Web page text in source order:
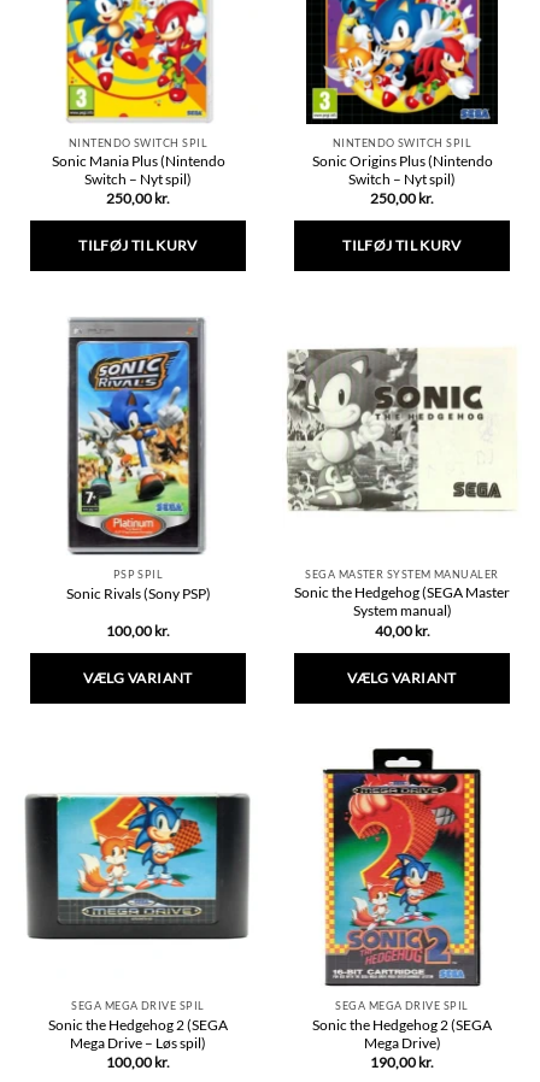
vælges
på
varesiden
NINTENDO SWITCH SPIL
Sonic Mania Plus (Nintendo
Switch – Nyt spil)
250,00 kr.
TILFØJ TIL KURV
NINTENDO SWITCH SPIL
Sonic Origins Plus (Nintendo
Switch – Nyt spil)
250,00 kr.
TILFØJ TIL KURV
PSP SPIL
Sonic Rivals (Sony PSP)
100,00 kr.
VÆLG VARIANT
varianter.
Mulighederne
kan
vælges
på
varesiden
SEGA MASTER SYSTEM MANUALER
Sonic the Hedgehog (SEGA Master
System manual)
40,00 kr.
VÆLG VARIANT
har
flere
varianter.
Mulighederne
kan
vælges
på
varesiden
SEGA MEGA DRIVE SPIL
Sonic the Hedgehog 2 (SEGA
Mega Drive – Løs spil)
100,00 kr.
SEGA MEGA DRIVE SPIL
Sonic the Hedgehog 2 (SEGA
Mega Drive)
190,00 kr.